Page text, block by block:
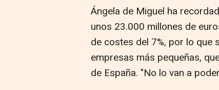
Ángela de Miguel ha
unos 23.000 millones de
de costes del 7%, por lo que
empresas más pequeñas,
de España. "No lo van a